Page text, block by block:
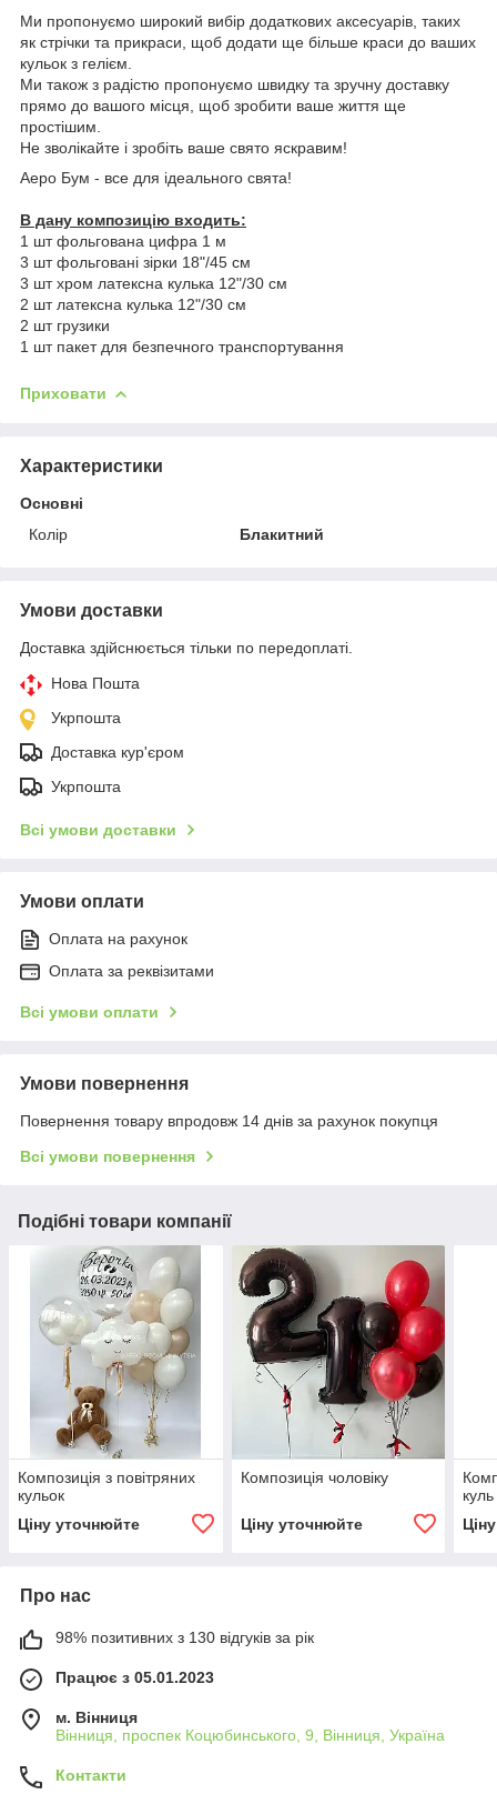
Ми пропонуємо широкий вибір додаткових аксесуарів, таких
як стрічки та прикраси, щоб додати ще більше краси до ваших
кульок з гелієм.
Ми також з радістю пропонуємо швидку та зручну доставку
прямо до вашого місця, щоб зробити ваше життя ще
простішим.
Не зволікайте і зробіть ваше свято яскравим!
Аеро Бум - все для ідеального свята!
В дану композицію входить:
1 шт фольгована цифра 1 м
3 шт фольговані зірки 18"/45 см
3 шт хром латексна кулька 12"/30 см
2 шт латексна кулька 12"/30 см
2 шт грузики
1 шт пакет для безпечного транспортування
Приховати
Характеристики
Основні
Колір
Блакитний
Умови доставки
Доставка здійснюється тільки по передоплаті.
Нова Пошта
Укрпошта
Доставка кур'єром
Укрпошта
Всі умови доставки
Умови оплати
Оплата на рахунок
Оплата за реквізитами
Всі умови оплати
Умови повернення
Повернення товару впродовж 14 днів за рахунок покупця
Всі умови повернення
Подібні товари компанії
Композиція з повітряних
кульок
Ціну уточнюйте
Композиція чоловіку
Ціну уточнюйте
куль
Про нас
98% позитивних з 130 відгуків за рік
Працює з 05.01.2023
м. Вінниця
Вінниця, проспек Коцюбинського, 9, Вінниця, Україна
Контакти